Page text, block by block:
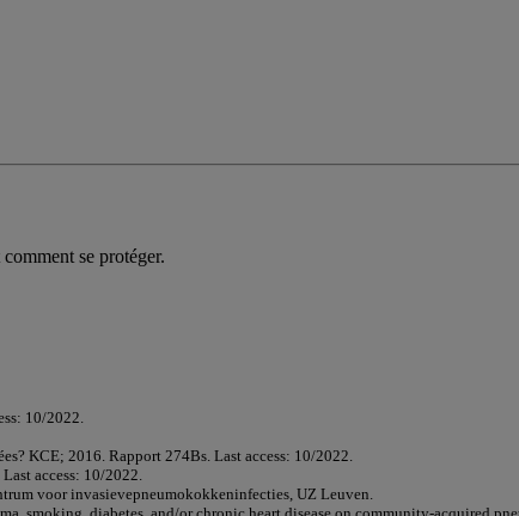
se protéger.
10/2022.
KCE; 2016. Rapport 274Bs. Last access: 10/2022.
access: 10/2022.
voor invasievepneumokokkeninfecties, UZ Leuven.